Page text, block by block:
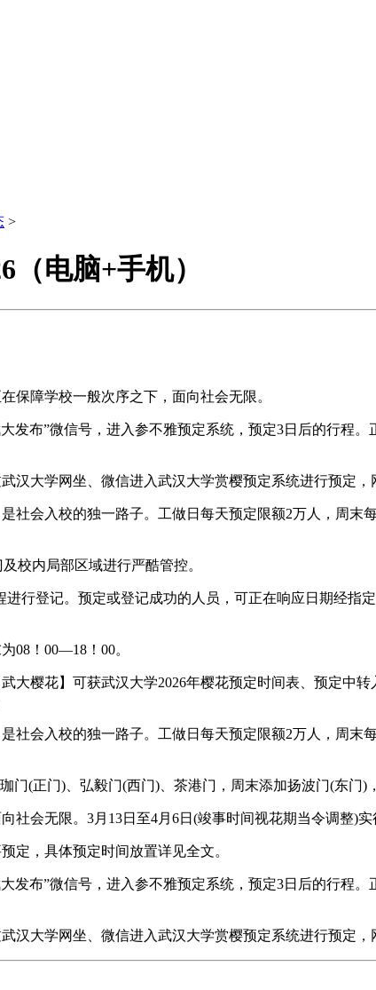
>
电脑+手机）
障学校一般次序之下，面向社会无限。
布”微信号，进入参不雅预定系统，预定3日后的行程。
大学网坐、微信进入武汉大学赏樱预定系统进行预定，
会入校的独一路子。工做日每天预定限额2万人，周末
校内局部区域进行严酷管控。
登记。预定或登记成功的人员，可正在响应日期经指
08！00—18！00。
花】可获武汉大学2026年樱花预定时间表、预定中转
会入校的独一路子。工做日每天预定限额2万人，周末
(正门)、弘毅门(西门)、茶港门，周末添加扬波门(东门)
无限。3月13日至4月6日(竣事时间视花期当令调整)实
，具体预定时间放置详见全文。
布”微信号，进入参不雅预定系统，预定3日后的行程。
大学网坐、微信进入武汉大学赏樱预定系统进行预定，